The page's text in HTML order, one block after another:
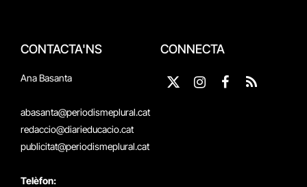
CONTACTA'NS
Ana Basanta
abasanta@periodismeplural.cat
redaccio@diarieducacio.cat
publicitat@periodismeplural.cat
Telèfon:
CONNECTA
X
Instagram
Facebook
RSS